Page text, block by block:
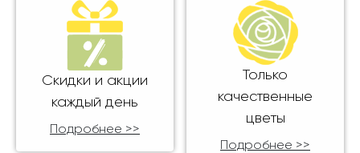
Скидки и акции
каждый день
Подробнее >>
Только
качественные
цветы
Подробнее >>